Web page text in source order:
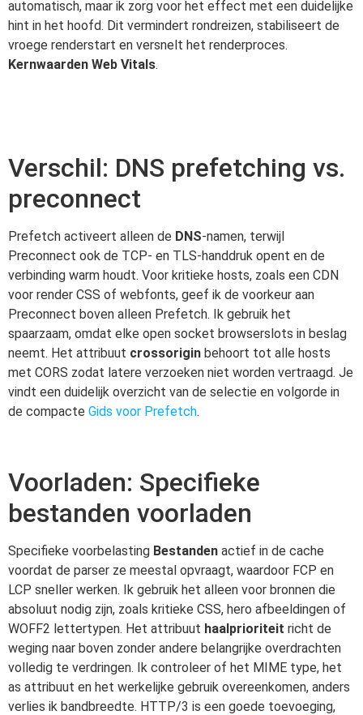
automatisch, maar ik zorg voor het effect met een duidelijke
hint in het hoofd. Dit vermindert rondreizen, stabiliseert de
vroege renderstart en versnelt het renderproces.
Kernwaarden Web Vitals.
Verschil: DNS prefetching vs.
preconnect
Prefetch activeert alleen de DNS-namen, terwijl
Preconnect ook de TCP- en TLS-handdruk opent en de
verbinding warm houdt. Voor kritieke hosts, zoals een CDN
voor render CSS of webfonts, geef ik de voorkeur aan
Preconnect boven alleen Prefetch. Ik gebruik het
spaarzaam, omdat elke open socket browserslots in beslag
neemt. Het attribuut crossorigin behoort tot alle hosts
met CORS zodat latere verzoeken niet worden vertraagd. Je
vindt een duidelijk overzicht van de selectie en volgorde in
de compacte Gids voor Prefetch.
Voorladen: Specifieke
bestanden voorladen
Specifieke voorbelasting Bestanden actief in de cache
voordat de parser ze meestal opvraagt, waardoor FCP en
LCP sneller werken. Ik gebruik het alleen voor bronnen die
absoluut nodig zijn, zoals kritieke CSS, hero afbeeldingen of
WOFF2 lettertypen. Het attribuut haalprioriteit richt de
weging naar boven zonder andere belangrijke overdrachten
volledig te verdringen. Ik controleer of het MIME type, het
as attribuut en het werkelijke gebruik overeenkomen, anders
verlies ik bandbreedte. HTTP/3 is een goede toevoeging,